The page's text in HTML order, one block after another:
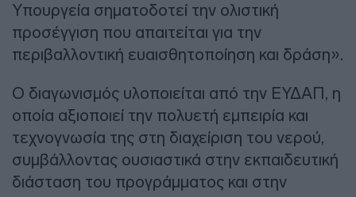
Υπουργεία σηματοδοτεί την ολιστική
προσέγγιση που απαιτείται για την
περιβαλλοντική ευαισθητοποίηση και δράση».
Ο διαγωνισμός υλοποιείται από την ΕΥΔΑΠ, η
οποία αξιοποιεί την πολυετή εμπειρία και
τεχνογνωσία της στη διαχείριση του νερού,
συμβάλλοντας ουσιαστικά στην εκπαιδευτική
διάσταση του προγράμματος και στην